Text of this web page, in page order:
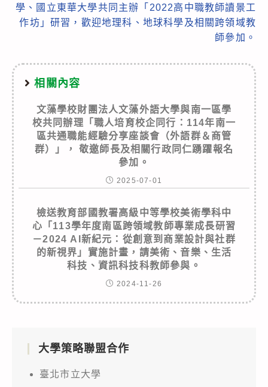
學、國立東華大學共同主辦「2022高中職教師讀景工
作坊」研習，歡迎地理科、地球科學及相關跨領域教
師參加。
相關內容
文藻學校財團法人文藻外語大學與南一區學
校共同辦理「職人培育校企同行：114年南一
區共通職能經驗分享座談會（外語群＆商管
群）」， 敬邀師長及相關行政同仁踴躍報名
參加。
2025-07-01
檢送教育部國教署高級中等學校美術學科中
心「113學年度南區跨領域教師專業成長研習
－2024 AI新紀元：從創意到商業設計與社群
的新視界」實施計畫，請美術、音樂、生活
科技、資訊科技科教師參與。
2024-11-26
大學策略聯盟合作
臺北市立大學